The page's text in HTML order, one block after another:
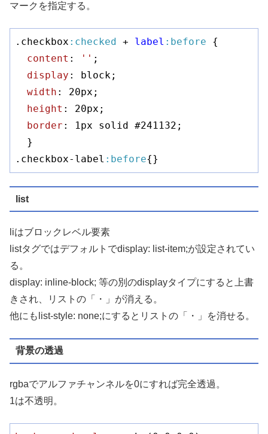
マークを指定する。
.checkbox :checked + label :before {
content : '' ;
display : block;
width : 20px ;
height : 20px ;
border : 1px solid #241132 ;
.checkbox-label :before{}
list
liはブロックレベル要素
listタグではデフォルトでdisplay: list-item;が設定されてい
る。
display: inline-block; 等の別のdisplayタイプにすると上書
きされ、リストの「・」が消える。
他にもlist-style: none;にするとリストの「・」を消せる。
背景の透過
rgbaでアルファチャンネルを0にすれば完全透過。
1は不透明。